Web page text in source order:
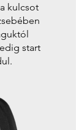
kulcsot
start